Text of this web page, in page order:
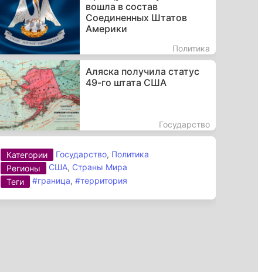
вошла в состав
Соединенных Штатов
Америки
Политика
Аляска получила статус
49-го штата США
Государство
Категории Государство, Политика
Регионы
США, Страны Мира
Теги
#граница,#территория